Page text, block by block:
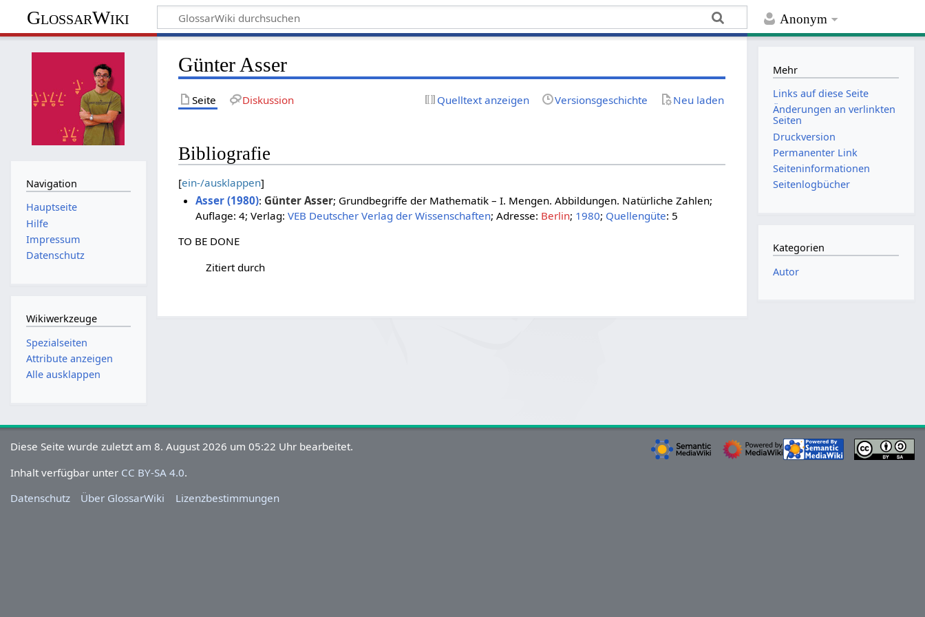
Anonym
GlossarWiki
Günter Asser
Seite Diskussion Quelltext anzeigen Versionsgeschichte Neu laden
Bibliografie
[ein-/ausklappen]
Asser (1980): Günter Asser; Grundbegriffe der Mathematik – I. Mengen. Abbildungen. Natürliche Zahlen;
Auflage: 4; Verlag: VEB Deutscher Verlag der Wissenschaften; Adresse: Berlin; 1980; Quellengüte: 5
TO BE DONE
Zitiert durch
Navigation
Hauptseite
Hilfe
Impressum
Datenschutz
Wikiwerkzeuge
Spezialseiten
Attribute anzeigen
Alle ausklappen
Mehr
Links auf diese Seite
Änderungen an verlinkten
Seiten
Druckversion
Permanenter Link
Seiten­­informationen
Seitenlogbücher
Kategorien
Autor
Diese Seite wurde zuletzt am 8. August 2026 um 05:22 Uhr bearbeitet.
Inhalt verfügbar unter CC BY-SA 4.0.
Datenschutz
Über GlossarWiki Lizenzbestimmungen